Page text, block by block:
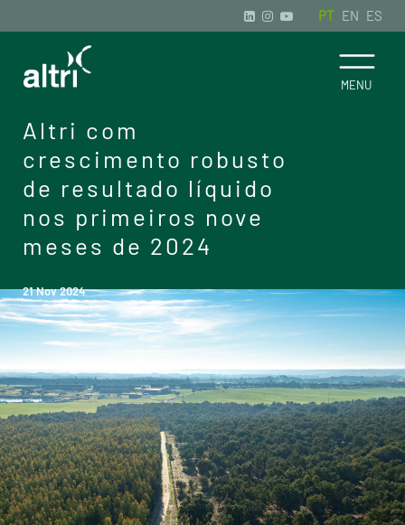
PT EN ES
Altri com
crescimento robusto
de resultado líquido
nos primeiros nove
meses de 2024
21 Nov 2024